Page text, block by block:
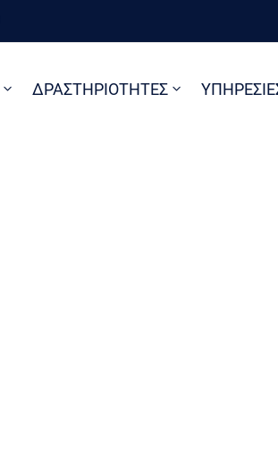
ΔΡΑΣΤΗΡΙΟΤΗΤΕΣ